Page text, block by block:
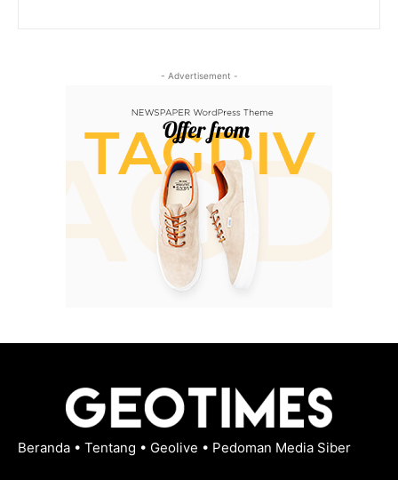
- Advertisement -
Beranda • Tentang • Geolive • Pedoman Media Siber